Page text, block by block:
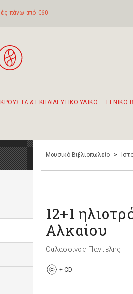
πάνω από €60
ΚΡΟΥΣΤΑ & ΕΚΠΑΙΔΕΥΤΙΚΟ ΥΛΙΚΟ ΓΕΝΙΚΟ
Μουσικό Βιβλιοπωλείο >
12+1
Αλκαίου
Θαλασσινός Παντελής
+ CD